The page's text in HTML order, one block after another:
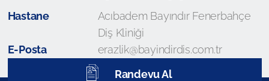
Hastane
Acıbadem Bayındır Fenerbahçe
Diş Kliniği
E-Posta
erazlik@bayindirdis.com.tr
Randevu Al